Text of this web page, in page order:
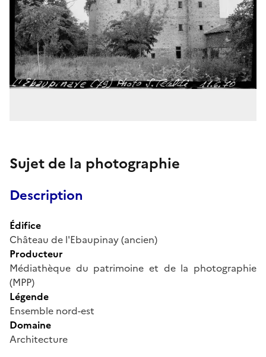
Sujet de la photographie
Description
Édifice
Château de l'Ebaupinay (ancien)
Producteur
Médiathèque du patrimoine et de la photographie
(MPP)
Légende
Ensemble nord-est
Domaine
Architecture